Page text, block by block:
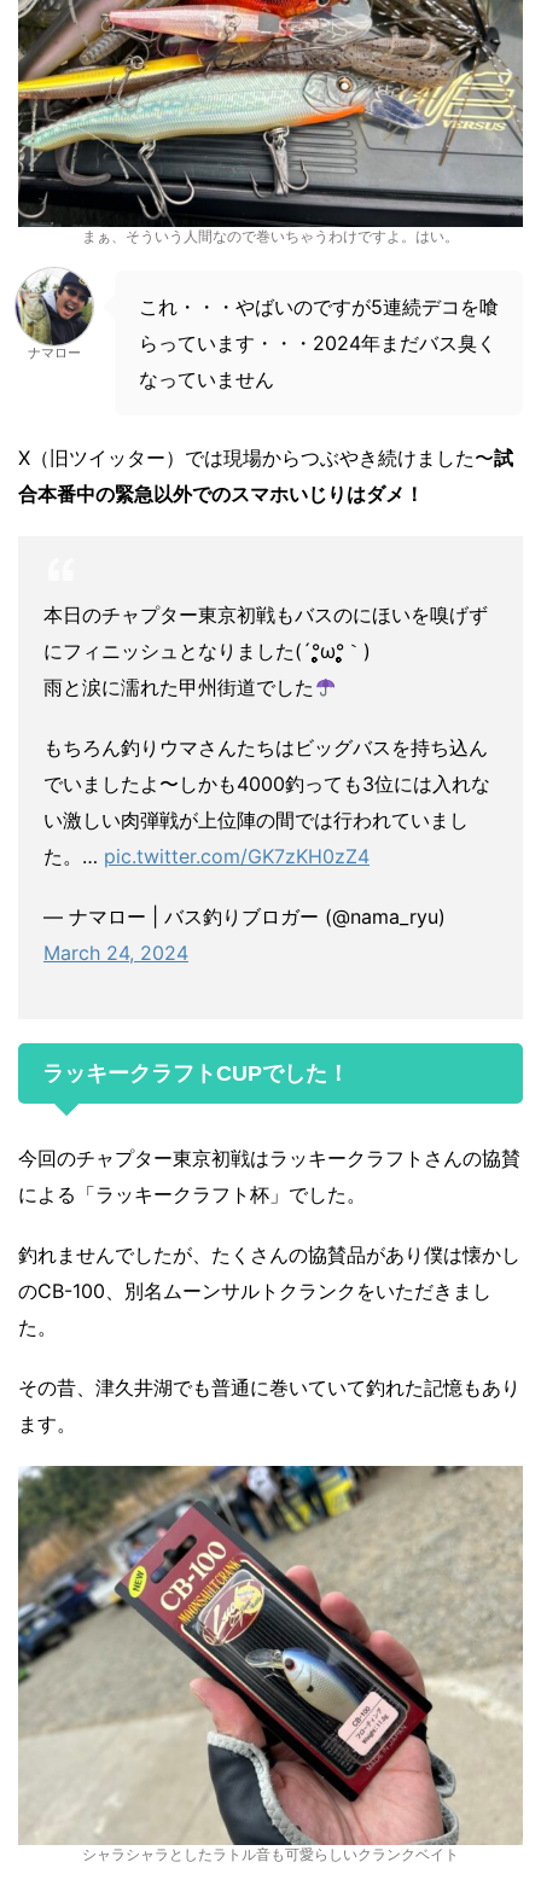
まぁ、そういう人間なので巻いちゃうわけですよ。はい。
ナマロー
これ・・・やばいのですが5連続デコを喰
らっています・・・2024年まだバス臭く
なっていません
X（旧ツイッター）では現場からつぶやき続けました〜試
合本番中の緊急以外でのスマホいじりはダメ！
本日のチャプター東京初戦もバスのにほいを嗅げず
にフィニッシュとなりました(´°̥̥̥̥̥̥̥̥ω°̥̥̥̥̥̥̥̥｀)
雨と涙に濡れた甲州街道でした
もちろん釣りウマさんたちはビッグバスを持ち込ん
でいましたよ〜しかも4000釣っても3位には入れな
い激しい肉弾戦が上位陣の間では行われていまし
た。… pic.twitter.com/GK7zKH0zZ4
— ナマロー | バス釣りブロガー (@nama_ryu)
March 24, 2024
ラッキークラフトCUPでした！
今回のチャプター東京初戦はラッキークラフトさんの協賛
による「ラッキークラフト杯」でした。
釣れませんでしたが、たくさんの協賛品があり僕は懐かし
のCB-100、別名ムーンサルトクランクをいただきまし
た。
その昔、津久井湖でも普通に巻いていて釣れた記憶もあり
ます。
シャラシャラとしたラトル音も可愛らしいクランクベイト